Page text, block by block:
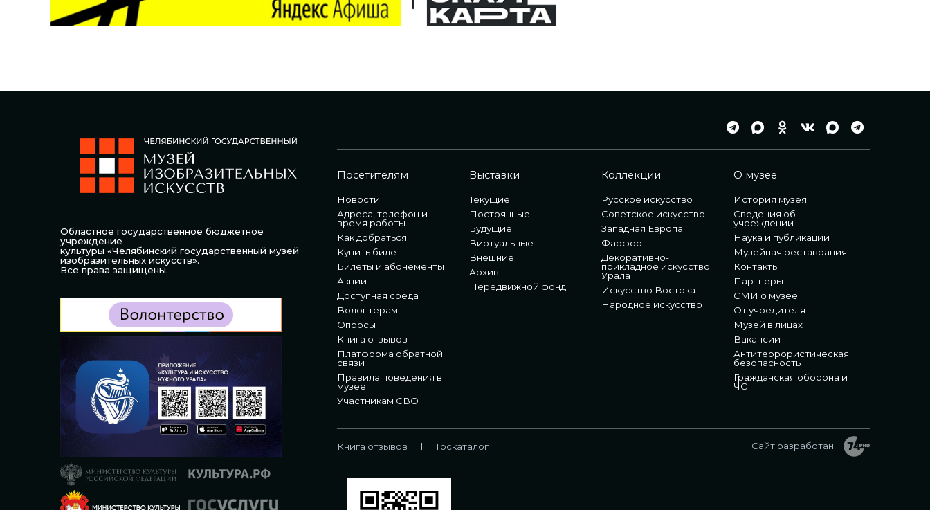
Областное государственное бюджетное
учреждение
культуры «Челябинский государственный музей
изобразительных искусств».
Все права защищены.
Посетителям
Новости
Адреса, телефон и
время работы
Как добраться
Купить билет
Билеты и абонементы
Акции
Доступная среда
Волонтерам
Опросы
Книга отзывов
Платформа обратной
связи
Правила поведения в
музее
Участникам СВО
Выставки
Текущие
Постоянные
Будущие
Виртуальные
Внешние
Архив
Передвижной фонд
Коллекции
Русское искусство
Советское искусство
Западная Европа
Фарфор
Декоративно-
прикладное искусство
Урала
Искусство Востока
Народное искусство
О музее
История музея
Сведения об
учреждении
Наука и публикации
Музейная реставрация
Контакты
Партнеры
СМИ о музее
От учредителя
Музей в лицах
Вакансии
Антитеррористическая
безопасность
Гражданская оборона и
ЧС
Сайт разработан
Книга отзывов Госкаталог